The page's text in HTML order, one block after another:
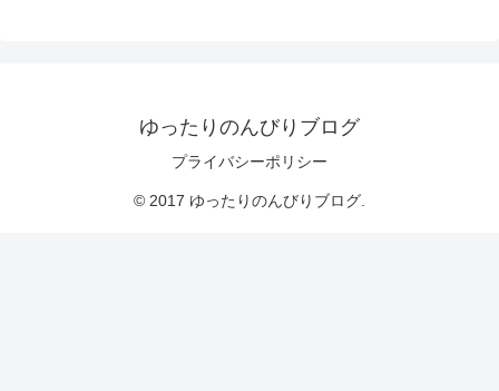
ゆったりのんびりブログ
プライバシーポリシー
© 2017 ゆったりのんびりブログ.